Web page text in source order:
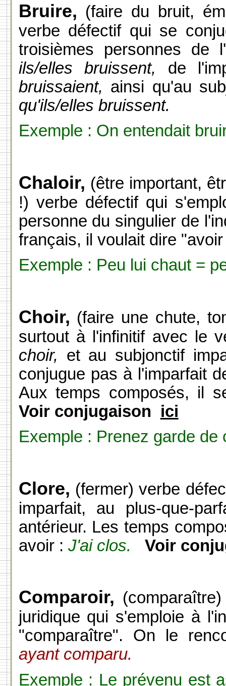
Bruire, (faire du bruit,
verbe défectif qui se
troisièmes personnes
ils/elles bruissent, de
bruissaient, ainsi qu'au
qu'ils/elles bruissent.
Exemple : On entendait
Chaloir, (être important,
!) verbe défectif qui
personne du singulier de
français, il voulait dire
Exemple : Peu lui chaut =
Choir, (faire une chute,
surtout à l'infinitif avec le
choir, et au subjonctif
conjugue pas à l'imparfait
Aux temps composés, il
Voir conjugaison ici
Exemple : Prenez garde de
Clore, (fermer) verbe
imparfait, au plus-que-
antérieur. Les temps
avoir : J'ai clos. Voir
Comparoir,
juridique qui s'emploie à
"comparaître". On le
ayant comparu.
Exemple : Le prévenu est